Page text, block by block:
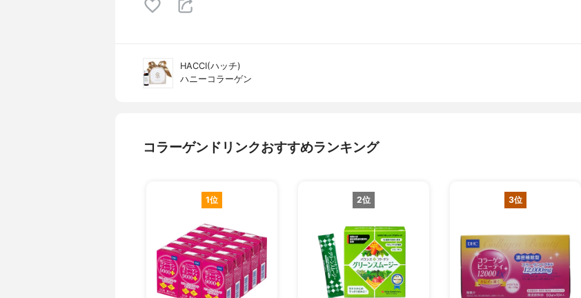
HACCI(ハッチ)
ハニーコラーゲン
コラーゲンドリンクおすすめランキング
1位 2位 3位